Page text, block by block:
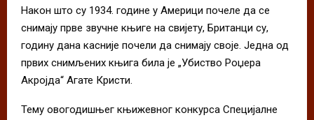
Након што су 1934. године у Америци почеле да се
снимају прве звучне књиге на свијету, Британци су,
годину дана касније почели да снимају своје. Једна од
првих снимљених књига била је „Убиство Роџера
Акројда“ Агате Кристи.
Тему овогодишњег књижевног конкурса Специјалне